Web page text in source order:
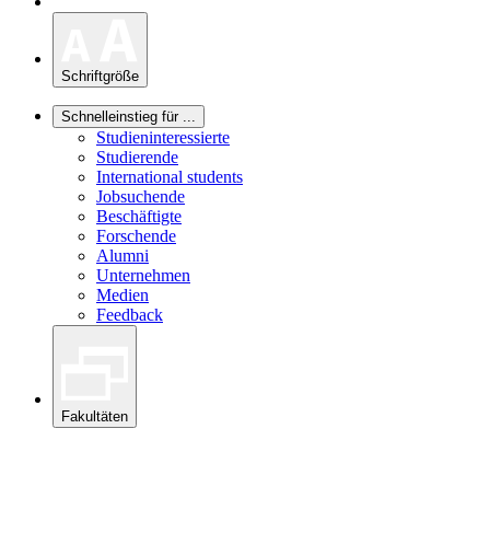
Schriftgröße
Schnelleinstieg für ...
Studieninteressierte
Studierende
International students
Jobsuchende
Beschäftigte
Forschende
Alumni
Unternehmen
Medien
Feedback
Fakultäten